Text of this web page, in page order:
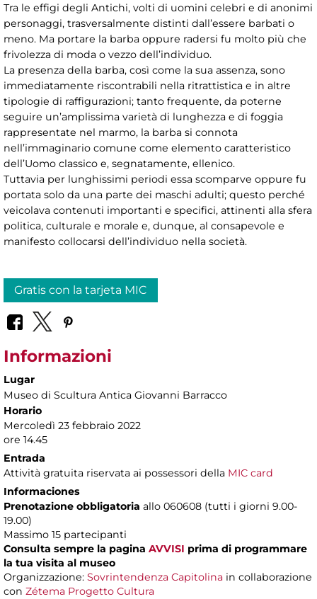
Tra le effigi degli Antichi, volti di uomini celebri e di anonimi
personaggi, trasversalmente distinti dall’essere barbati o
meno. Ma portare la barba oppure radersi fu molto più che
frivolezza di moda o vezzo dell’individuo.
La presenza della barba, così come la sua assenza, sono
immediatamente riscontrabili nella ritrattistica e in altre
tipologie di raffigurazioni; tanto frequente, da poterne
seguire un’amplissima varietà di lunghezza e di foggia
rappresentate nel marmo, la barba si connota
nell’immaginario comune come elemento caratteristico
dell’Uomo classico e, segnatamente, ellenico.
Tuttavia per lunghissimi periodi essa scomparve oppure fu
portata solo da una parte dei maschi adulti; questo perché
veicolava contenuti importanti e specifici, attinenti alla sfera
politica, culturale e morale e, dunque, al consapevole e
manifesto collocarsi dell’individuo nella società.
Gratis con la tarjeta MIC
Informazioni
Lugar
Museo di Scultura Antica Giovanni Barracco
Horario
Mercoledì 23 febbraio 2022
ore 14.45
Entrada
Attività gratuita riservata ai possessori della MIC card
Informaciones
Prenotazione obbligatoria allo 060608 (tutti i giorni 9.00-
19.00)
Massimo 15 partecipanti
Consulta sempre la pagina AVVISI prima di programmare
la tua visita al museo
Organizzazione: Sovrintendenza Capitolina in collaborazione
con Zétema Progetto Cultura